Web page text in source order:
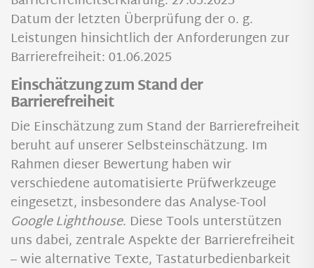
Datum der letzten Überprüfung der o. g.
Leistungen hinsichtlich der Anforderungen zur
Barrierefreiheit: 01.06.2025
Einschätzung zum Stand der
Barrierefreiheit
Die Einschätzung zum Stand der Barrierefreiheit
beruht auf unserer Selbsteinschätzung. Im
Rahmen dieser Bewertung haben wir
verschiedene automatisierte Prüfwerkzeuge
eingesetzt, insbesondere das Analyse-Tool
Google Lighthouse. Diese Tools unterstützen
uns dabei, zentrale Aspekte der Barrierefreiheit
– wie alternative Texte, Tastaturbedienbarkeit